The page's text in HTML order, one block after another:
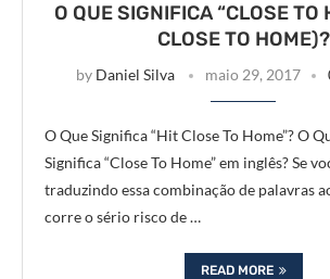
O QUE SIGNIFICA “CLOSE TO
CLOSE TO HOME)?
by Daniel Silva maio 29, 2017
O Que Significa “Hit Close To Home”? O
Significa “Close To Home” em inglês? Se
traduzindo essa combinação de palavras
corre o sério risco de …
READ MORE